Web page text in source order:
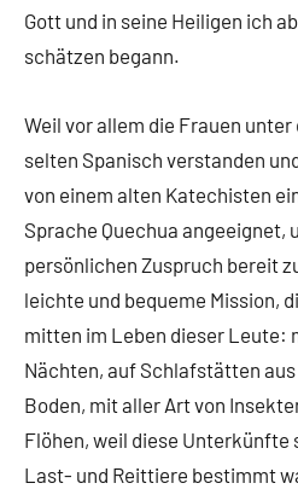
Gott und in seine Heiligen ich
schätzen begann.
Weil vor allem die Frauen
selten Spanisch verstanden
von einem alten Katechisten
Sprache Quechua angeeignet,
persönlichen Zuspruch bereit
leichte und bequeme Mission,
mitten im Leben dieser Leute:
Nächten, auf Schlafstätten
Boden, mit aller Art von
Flöhen, weil diese Unterkünfte
Last- und Reittiere bestimmt